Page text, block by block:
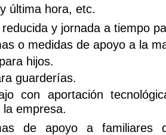
última hora, etc.
y jornada a tiempo
o medidas de apoyo a la
hijos.
guarderías.
con aportación
empresa.
de apoyo a familiares